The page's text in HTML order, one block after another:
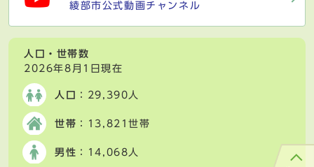
綾部市公式動画チャンネル
人口・世帯数
2026年8月1日現在
人口 ：29,390人
世帯 ：13,821世帯
男性 ：14,068人